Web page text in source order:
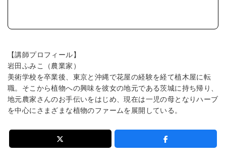
【講師プロフィール】
岩田ふみこ（農業家）
美術学校を卒業後、東京と沖縄で花屋の経験を経て植木屋に転
職。そこから植物への興味を彼女の地元である茨城に持ち帰り、
地元農家さんのお手伝いをはじめ、現在は一児の母となりハーブ
を中心にさまざまな植物のファームを展開している。